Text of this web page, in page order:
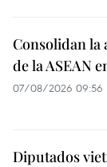
Consolidan la
de la ASEAN
07/08/2026 09:56
Diputados